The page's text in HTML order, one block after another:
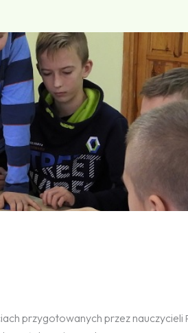
przygotowanych przez nauczycieli